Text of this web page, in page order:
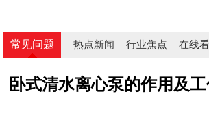
常见问题 热点新闻 行业焦点 在线
卧式清水离心泵的作用及